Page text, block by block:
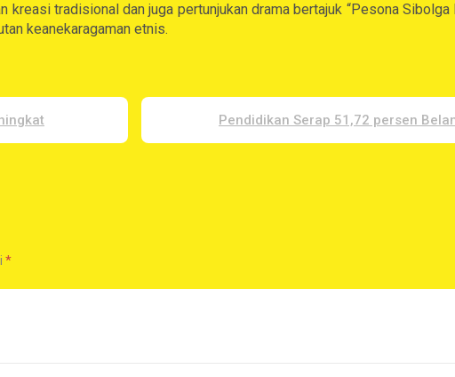
tradisional dan juga pertunjukan drama bertajuk “Pesona Sibolga
keanekaragaman etnis.
Pendidikan Serap 51,72 persen
*